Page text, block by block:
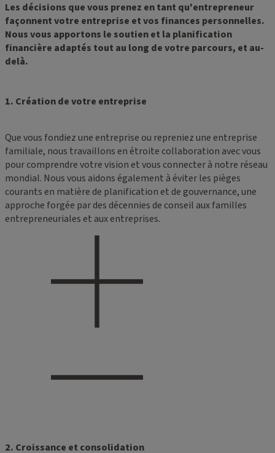
Les décisions que vous prenez en tant qu'entrepreneur
façonnent votre entreprise et vos finances personnelles.
Nous vous apportons le soutien et la planification
financière adaptés tout au long de votre parcours, et au-
delà.
1. Création de votre entreprise
Que vous fondiez une entreprise ou repreniez une entreprise
familiale, nous travaillons en étroite collaboration avec vous
pour comprendre votre vision et vous connecter à notre réseau
mondial. Nous vous aidons également à éviter les pièges
courants en matière de planification et de gouvernance, une
approche forgée par des décennies de conseil aux familles
entrepreneuriales et aux entreprises.
2. Croissance et consolidation